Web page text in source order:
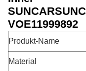
VOE11999892
Produkt-Name
Material